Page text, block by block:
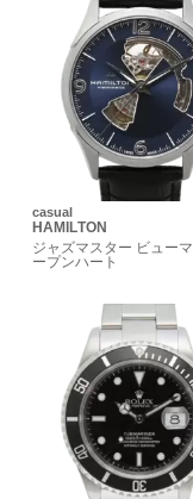
casual
HAMILTON
ジャズマスター ビュー
ープンハート